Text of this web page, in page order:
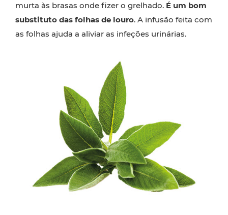
murta às brasas onde fizer o grelhado. É um bom
substituto das folhas de louro. A infusão feita com
as folhas ajuda a aliviar as infeções urinárias.